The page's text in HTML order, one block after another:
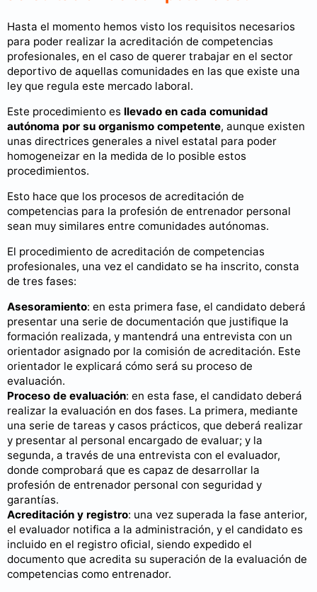
Hasta el momento hemos visto los requisitos necesarios
para poder realizar la acreditación de competencias
profesionales, en el caso de querer trabajar en el sector
deportivo de aquellas comunidades en las que existe una
ley que regula este mercado laboral.
Este procedimiento es llevado en cada comunidad
autónoma por su organismo competente, aunque existen
unas directrices generales a nivel estatal para poder
homogeneizar en la medida de lo posible estos
procedimientos.
Esto hace que los procesos de acreditación de
competencias para la profesión de entrenador personal
sean muy similares entre comunidades autónomas.
El procedimiento de acreditación de competencias
profesionales, una vez el candidato se ha inscrito, consta
de tres fases:
Asesoramiento: en esta primera fase, el candidato deberá
presentar una serie de documentación que justifique la
formación realizada, y mantendrá una entrevista con un
orientador asignado por la comisión de acreditación. Este
orientador le explicará cómo será su proceso de
evaluación.
Proceso de evaluación: en esta fase, el candidato deberá
realizar la evaluación en dos fases. La primera, mediante
una serie de tareas y casos prácticos, que deberá realizar
y presentar al personal encargado de evaluar; y la
segunda, a través de una entrevista con el evaluador,
donde comprobará que es capaz de desarrollar la
profesión de entrenador personal con seguridad y
garantías.
Acreditación y registro: una vez superada la fase anterior,
el evaluador notifica a la administración, y el candidato es
incluido en el registro oficial, siendo expedido el
documento que acredita su superación de la evaluación de
competencias como entrenador.